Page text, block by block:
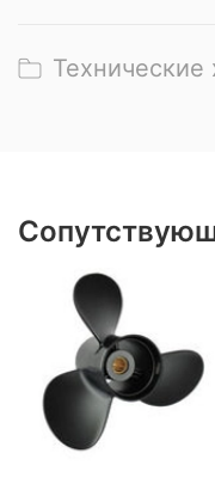
Технические